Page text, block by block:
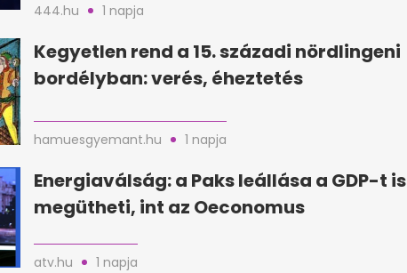
444.hu 1 napja
Kegyetlen rend a 15. századi nördlingeni
bordélyban: verés, éheztetés
hamuesgyemant.hu 1 napja
Energiaválság: a Paks leállása a GDP-t is
megütheti, int az Oeconomus
atv.hu 1 napja